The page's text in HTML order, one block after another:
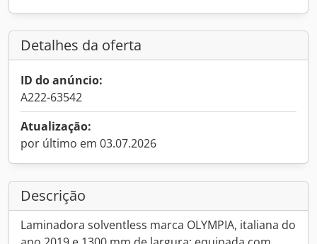
Detalhes da oferta
ID do anúncio:
A222-63542
Atualização:
por último em 03.07.2026
Descrição
Laminadora solventless marca OLYMPIA, italiana do